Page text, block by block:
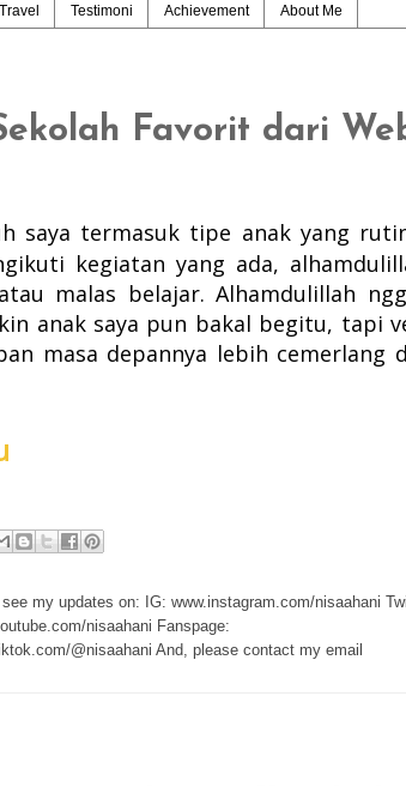
Travel Testimoni Achievement About Me
Favorit dari
saya termasuk tipe anak yang
kegiatan yang ada,
malas belajar. Alhamdulillah
anak saya pun bakal begitu, tapi
masa depannya lebih cemerlang
my updates on: IG: www.instagram.com/nisaahani
nisaahani Fanspage:
@nisaahani And, please contact my email